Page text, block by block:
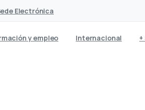
Electrónica
y empleo Internacional